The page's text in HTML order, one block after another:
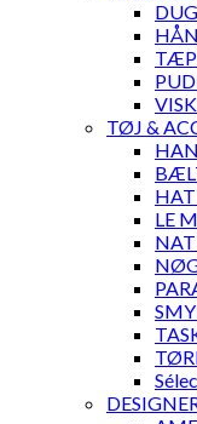
TØJ &
LE